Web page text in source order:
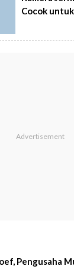
Cocok
Pengusaha